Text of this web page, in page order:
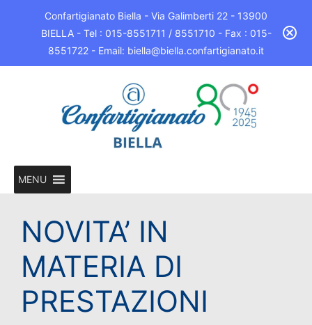
Confartigianato Biella - Via Galimberti 22 - 13900
BIELLA - Tel : 015-8551711 / 8551710 - Fax : 015-
8551722 - Email: biella@biella.confartigianato.it
MENU
NOVITA’ IN
MATERIA DI
PRESTAZIONI